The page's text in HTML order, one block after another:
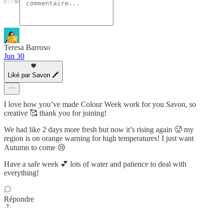
Teresa Barroso
Jun 30
Liké par Savon 🖍
I love how you’ve made Colour Week work for you Savon, so
creative 🥰 thank you for joining!
We had like 2 days more fresh but now it’s rising again 🥵 my
region is on orange warning for high temperatures! I just want
Autumn to come 😢
Have a safe week 💕 lots of water and patience to deal with
everything!
Répondre